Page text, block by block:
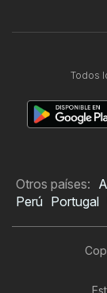
Todos
Otros países:
Perú Portugal